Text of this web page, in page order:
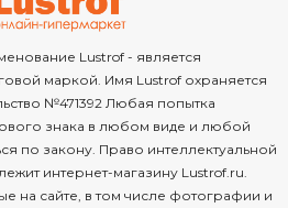
Lustrof - является
маркой. Имя Lustrof охраняется
№471392 Любая попытка
знака в любом виде и любой
по закону. Право интеллектуальной
интернет-магазину Lustrof.ru.
на сайте, в том числе фотографии и